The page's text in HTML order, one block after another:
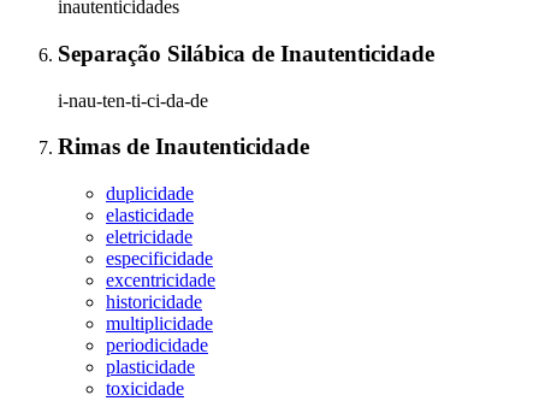
inautenticidades
Separação Silábica de Inautenticidade
i-nau-ten-ti-ci-da-de
Rimas de Inautenticidade
duplicidade
elasticidade
eletricidade
especificidade
excentricidade
historicidade
multiplicidade
periodicidade
plasticidade
toxicidade